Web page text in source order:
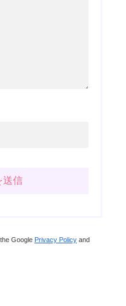
Google Privacy Policy and